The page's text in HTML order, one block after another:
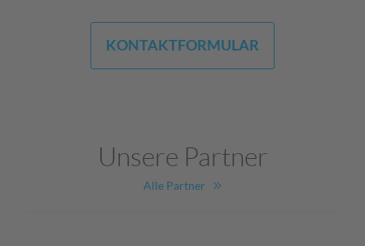
KONTAKTFORMULAR
Unsere Partner
Alle Partner